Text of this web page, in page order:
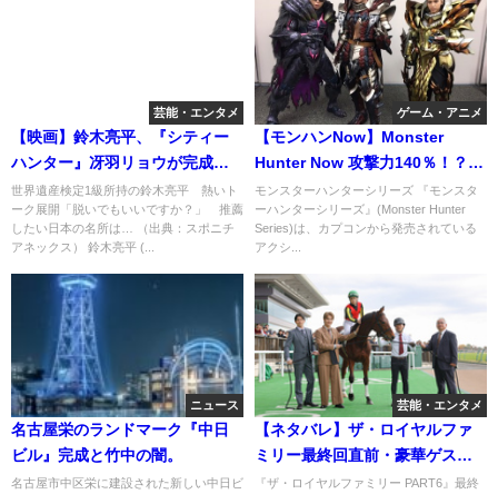
芸能・エンタメ
【映画】鈴木亮平、『シティー
ハンター』冴羽リョウが完成度
高すぎ 下剋上球児、東京MER
と俳優として完璧！
世界遺産検定1級所持の鈴木亮平 熱いト
ーク展開「脱いでもいいですか？」 推薦
したい日本の名所は… （出典：スポニチ
アネックス） 鈴木亮平 (...
ゲーム・アニメ
【モンハンNow】Monster
Hunter Now 攻撃力140％！？め
っちゃ強くなる装備一式
モンスターハンターシリーズ 『モンスタ
ーハンターシリーズ』(Monster Hunter
Series)は、カプコンから発売されている
アクシ...
ニュース
名古屋栄のランドマーク『中日
ビル』完成と竹中の闇。
名古屋市中区栄に建設された新しい中日ビ
芸能・エンタメ
【ネタバレ】ザ・ロイヤルファ
ミリー最終回直前・豪華ゲスト
登場へ：妻夫木聡
『ザ・ロイヤルファミリー PART6』最終